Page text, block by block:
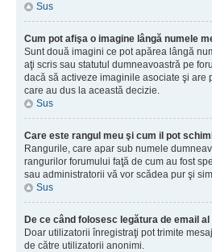
Sus
Cum pot afişa o imagine lângă numele
Sunt două imagini ce pot apărea lângă
aţi scris sau statutul dumneavoastră pe
dacă să activeze imaginile asociate şi are
care au dus la această decizie.
Sus
Care este rangul meu şi cum il pot
Rangurile, care apar sub numele
rangurilor forumului faţă de cum au fost
sau administratorii vă vor scădea pur şi
Sus
De ce când folosesc legătura de email
Doar utilizatorii înregistraţi pot trimite
de către utilizatorii anonimi.